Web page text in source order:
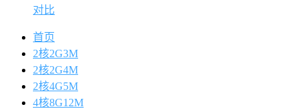
对比
首页
2核2G3M
2核2G4M
2核4G5M
4核8G12M